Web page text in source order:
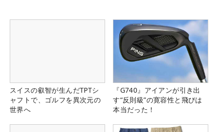
スイスの叡智が生んだTPTシ
ャフトで、ゴルフを異次元の
世界へ
『G740』アイアンが引き出
す“反則級”の寛容性と飛びは
本当だった！